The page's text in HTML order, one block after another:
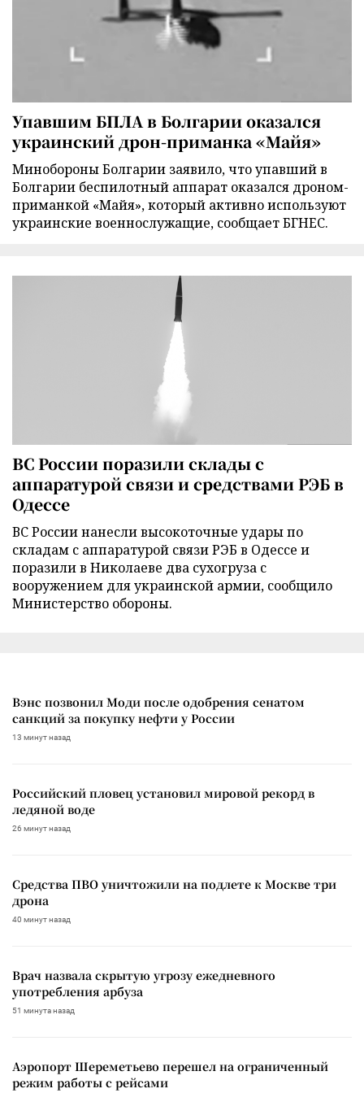
Упавшим БПЛА в Болгарии оказался
украинский дрон-приманка «Майя»
Минобороны Болгарии заявило, что упавший в
Болгарии беспилотный аппарат оказался дроном-
приманкой «Майя», который активно используют
украинские военнослужащие, сообщает БГНЕС.
ВС России поразили склады с
аппаратурой связи и средствами РЭБ в
Одессе
ВС России нанесли высокоточные удары по
складам с аппаратурой связи РЭБ в Одессе и
поразили в Николаеве два сухогруза с
вооружением для украинской армии, сообщило
Министерство обороны.
Вэнс позвонил Моди после одобрения сенатом
санкций за покупку нефти у России
13 минут назад
Российский пловец установил мировой рекорд в
ледяной воде
26 минут назад
Средства ПВО уничтожили на подлете к Москве три
дрона
40 минут назад
Врач назвала скрытую угрозу ежедневного
употребления арбуза
51 минута назад
Аэропорт Шереметьево перешел на ограниченный
режим работы с рейсами